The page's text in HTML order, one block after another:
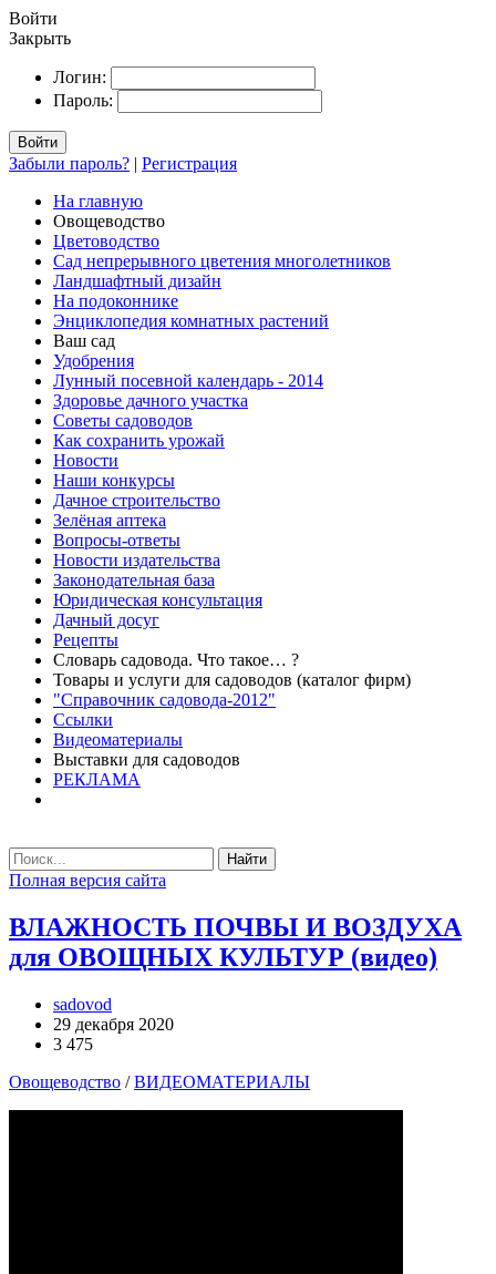
Войти
Закрыть
Логин:
Пароль:
Войти
Забыли пароль? | Регистрация
На главную
Овощеводство
Цветоводство
Сад непрерывного цветения многолетников
Ландшафтный дизайн
На подоконнике
Энциклопедия комнатных растений
Ваш сад
Удобрения
Лунный посевной календарь - 2014
Здоровье дачного участка
Советы садоводов
Как сохранить урожай
Новости
Наши конкурсы
Дачное строительство
Зелёная аптека
Вопросы-ответы
Новости издательства
Законодательная база
Юридическая консультация
Дачный досуг
Рецепты
Словарь садовода. Что такое… ?
Товары и услуги для садоводов (каталог фирм)
"Справочник садовода-2012"
Ссылки
Видеоматериалы
Выставки для садоводов
РЕКЛАМА
Найти
Полная версия сайта
ВЛАЖНОСТЬ ПОЧВЫ И ВОЗДУХА
для ОВОЩНЫХ КУЛЬТУР (видео)
sadovod
29 декабря 2020
3 475
Овощеводство /ВИДЕОМАТЕРИАЛЫ